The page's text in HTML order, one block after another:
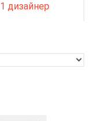
1 дизайнер